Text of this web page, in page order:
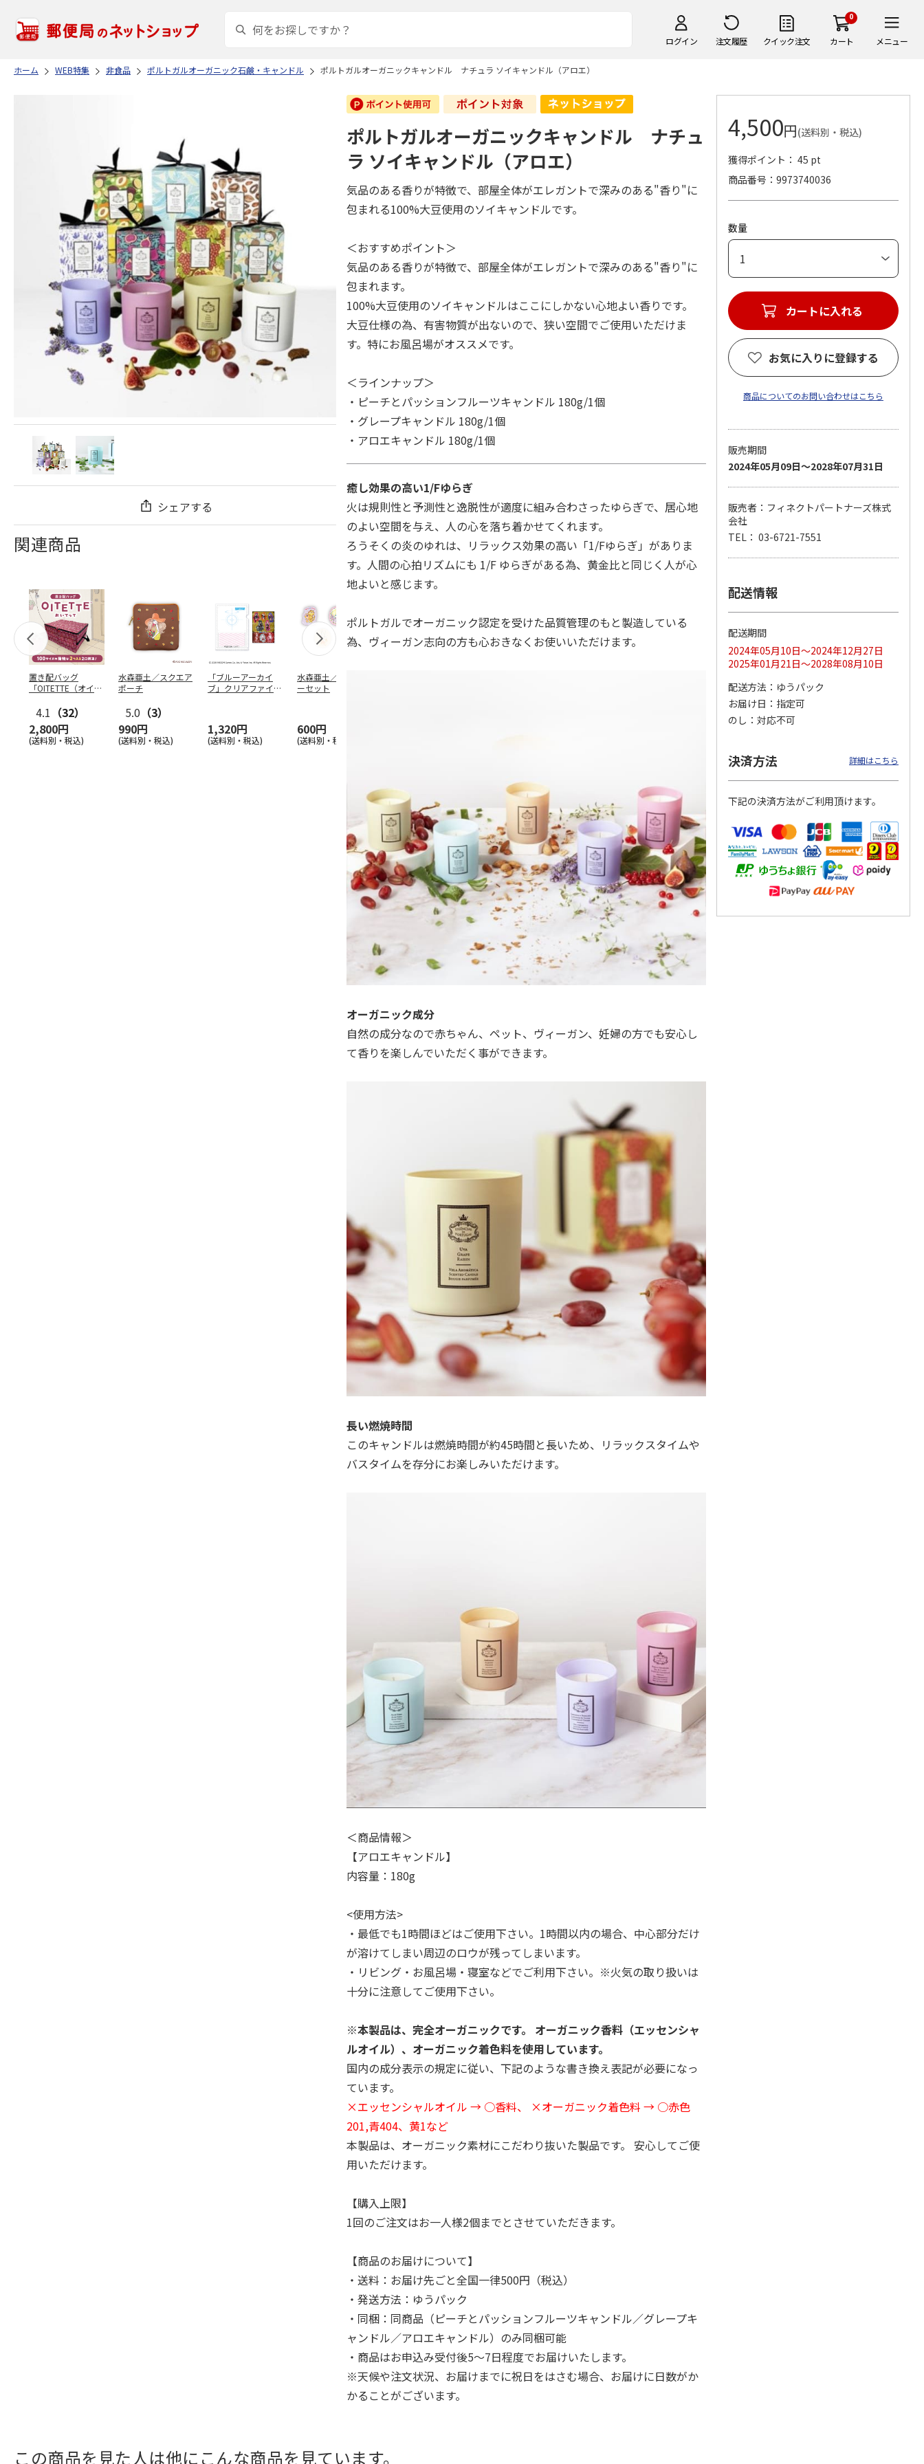
ログイン 注文履歴 クイック注文
0
カート メニュー
ホーム WEB特集 非食品 ポルトガルオーガニック石鹸・キャンドル ポルトガルオーガニックキャンドル ナチュラ ソイキャンドル（アロエ）
シェアする
関連商品
置き配バッグ
「OITETTE（オイテ
4.1 （32）
2,800円
(送料別・税込)
水森亜土／スクエア
ポーチ
5.0 （3）
990円
(送料別・税込)
「ブルーアーカイ
ブ」クリアファイル
1,320円
(送料別・税込)
水森亜土／ステッカ
ーセット
600円
(送料別・税込)
優勝力士純金製小判
おもちもちもちクッ
ション
4,950円
ポルトガルオーガニックキャンドル ナチュ
ラ ソイキャンドル（アロエ）
気品のある香りが特徴で、部屋全体がエレガントで深みのある"香り"に
包まれる100%大豆使用のソイキャンドルです。
＜おすすめポイント＞
気品のある香りが特徴で、部屋全体がエレガントで深みのある"香り"に
包まれます。
100%大豆使用のソイキャンドルはここにしかない心地よい香りです。
大豆仕様の為、有害物質が出ないので、狭い空間でご使用いただけま
す。特にお風呂場がオススメです。
＜ラインナップ＞
・ピーチとパッションフルーツキャンドル 180g/1個
・グレープキャンドル 180g/1個
・アロエキャンドル 180g/1個
癒し効果の高い1/Fゆらぎ
火は規則性と予測性と逸脱性が適度に組み合わさったゆらぎで、居心地
のよい空間を与え、人の心を落ち着かせてくれます。
ろうそくの炎のゆれは、リラックス効果の高い「1/Fゆらぎ」がありま
す。人間の心拍リズムにも 1/F ゆらぎがある為、黄金比と同じく人が心
地よいと感じます。
ポルトガルでオーガニック認定を受けた品質管理のもと製造している
為、ヴィーガン志向の方も心おきなくお使いいただけます。
オーガニック成分
自然の成分なので赤ちゃん、ペット、ヴィーガン、妊婦の方でも安心し
て香りを楽しんでいただく事ができます。
長い燃焼時間
このキャンドルは燃焼時間が約45時間と長いため、リラックスタイムや
バスタイムを存分にお楽しみいただけます。
＜商品情報＞
【アロエキャンドル】
内容量：180g
<使用方法>
・最低でも1時間ほどはご使用下さい。1時間以内の場合、中心部分だけ
が溶けてしまい周辺のロウが残ってしまいます。
・リビング・お風呂場・寝室などでご利用下さい。※火気の取り扱いは
十分に注意してご使用下さい。
※本製品は、完全オーガニックです。 オーガニック香料（エッセンシャ
ルオイル）、オーガニック着色料を使用しています。
国内の成分表示の規定に従い、下記のような書き換え表記が必要になっ
ています。
×エッセンシャルオイル → ○香料、 ×オーガニック着色料 → ○赤色
201,青404、黄1など
本製品は、オーガニック素材にこだわり抜いた製品です。 安心してご使
用いただけます。
【購入上限】
1回のご注文はお一人様2個までとさせていただきます。
【商品のお届けについて】
・送料：お届け先ごと全国一律500円（税込）
・発送方法：ゆうパック
・同梱：同商品（ピーチとパッションフルーツキャンドル／グレープキ
ャンドル／アロエキャンドル）のみ同梱可能
・商品はお申込み受付後5～7日程度でお届けいたします。
※天候や注文状況、お届けまでに祝日をはさむ場合、お届けに日数がか
かることがございます。
4,500円(送料別・税込)
獲得ポイント： 45 pt
商品番号
9973740036
数量
カートに入れる
お気に入りに登録する
商品についてのお問い合わせはこちら
販売期間
2024年05月09日～2028年07月31日
販売者：フィネクトパートナーズ株式
会社
TEL： 03-6721-7551
配送情報
配送期間
2024年05月10日～2024年12月27日
2025年01月21日～2028年08月10日
配送方法
ゆうパック
お届け日
指定可
のし
対応不可
決済方法 詳細はこちら
下記の決済方法がご利用頂けます。
この商品を見た人は他にこんな商品を見ています。